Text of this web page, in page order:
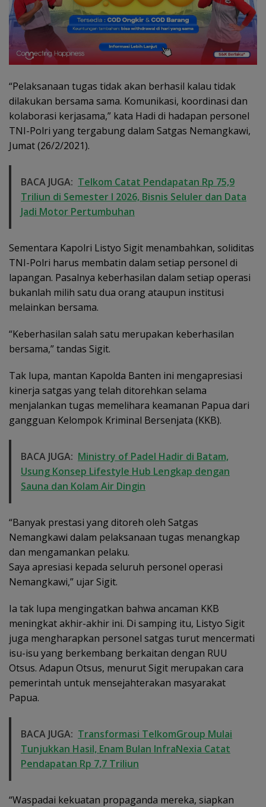
“Pelaksanaan tugas tidak akan berhasil kalau tidak
dilakukan bersama sama. Komunikasi, koordinasi dan
kolaborasi kerjasama,” kata Hadi di hadapan personel
TNI-Polri yang tergabung dalam Satgas Nemangkawi,
Jumat (26/2/2021).
BACA JUGA: Telkom Catat Pendapatan Rp 75,9
Triliun di Semester I 2026, Bisnis Seluler dan Data
Jadi Motor Pertumbuhan
Sementara Kapolri Listyo Sigit menambahkan, soliditas
TNI-Polri harus membatin dalam setiap personel di
lapangan. Pasalnya keberhasilan dalam setiap operasi
bukanlah milih satu dua orang ataupun institusi
melainkan bersama.
“Keberhasilan salah satu merupakan keberhasilan
bersama,” tandas Sigit.
Tak lupa, mantan Kapolda Banten ini mengapresiasi
kinerja satgas yang telah ditorehkan selama
menjalankan tugas memelihara keamanan Papua dari
gangguan Kelompok Kriminal Bersenjata (KKB).
BACA JUGA: Ministry of Padel Hadir di Batam,
Usung Konsep Lifestyle Hub Lengkap dengan
Sauna dan Kolam Air Dingin
“Banyak prestasi yang ditoreh oleh Satgas
Nemangkawi dalam pelaksanaan tugas menangkap
dan mengamankan pelaku.
Saya apresiasi kepada seluruh personel operasi
Nemangkawi,” ujar Sigit.
Ia tak lupa mengingatkan bahwa ancaman KKB
meningkat akhir-akhir ini. Di samping itu, Listyo Sigit
juga mengharapkan personel satgas turut mencermati
isu-isu yang berkembang berkaitan dengan RUU
Otsus. Adapun Otsus, menurut Sigit merupakan cara
pemerintah untuk mensejahterakan masyarakat
Papua.
BACA JUGA: Transformasi TelkomGroup Mulai
Tunjukkan Hasil, Enam Bulan InfraNexia Catat
Pendapatan Rp 7,7 Triliun
“Waspadai kekuatan propaganda mereka, siapkan